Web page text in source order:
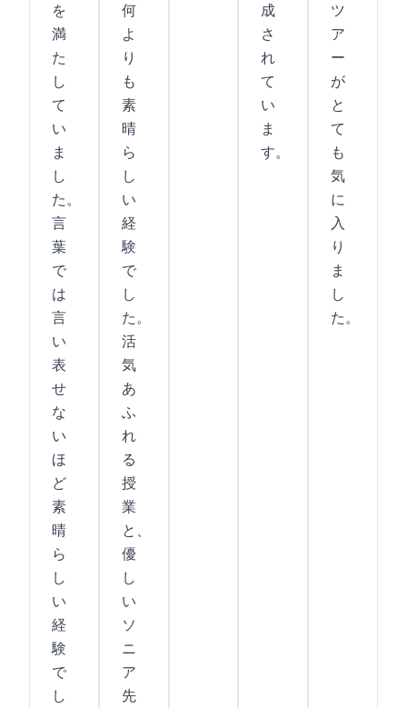
を
満
た
し
て
い
ま
し
た。
言
葉
で
は
言
い
表
せ
な
い
ほ
ど
素
晴
ら
し
い
経
験
で
し
何
よ
り
も
素
晴
ら
し
い
経
験
で
し
た。
活
気
あ
ふ
れ
る
授
業
と、
優
し
い
ソ
ニ
ア
先
成
さ
れ
て
い
ま
す。
ツ
ア
ー
が
と
て
も
気
に
入
り
ま
し
た。